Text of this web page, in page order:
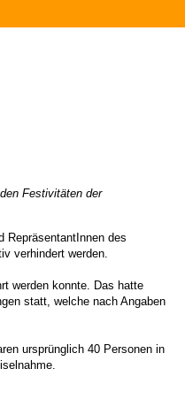
Festivitäten der
RepräsentantInnen des
verhindert werden.
werden konnte. Das hatte
statt, welche nach Angaben
ursprünglich 40 Personen in